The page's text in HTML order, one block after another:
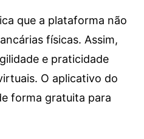
que a plataforma não
físicas. Assim,
e praticidade
O aplicativo do
forma gratuita para